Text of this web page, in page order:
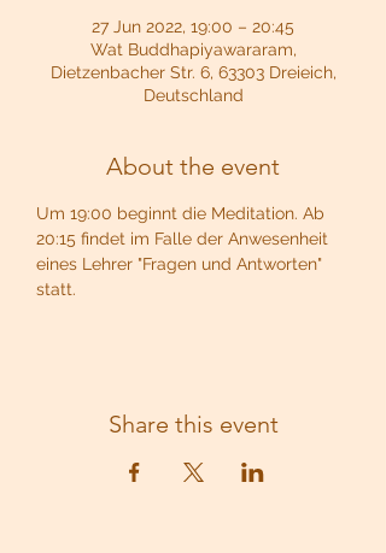
27 Jun 2022, 19:00 – 20:45
Wat Buddhapiyawararam,
Dietzenbacher Str. 6, 63303 Dreieich,
Deutschland
About the event
Um 19:00 beginnt die Meditation. Ab
20:15 findet im Falle der Anwesenheit
eines Lehrer "Fragen und Antworten"
statt.
Share this event